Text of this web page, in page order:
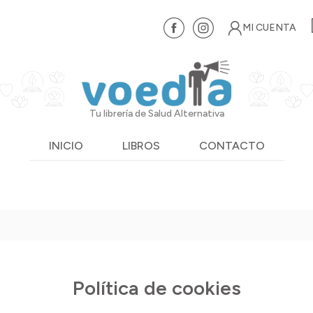
MI CUENTA
Tu librería de Salud Alternativa
INICIO LIBROS CONTACTO
Política de cookies